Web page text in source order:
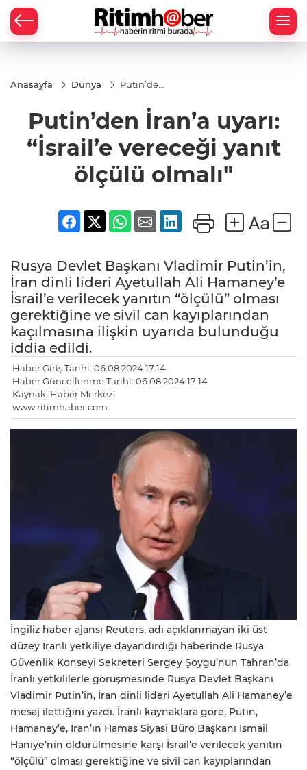
Anasayfa Dünya
Putin’den
“İsrail’e
vereceği
ölçülü
Putin’den İran’a uyarı:
“İsrail’e vereceği yanıt
ölçülü olmalı"
Rusya Devlet Başkanı Vladimir Putin’in,
İran dinli lideri Ayetullah Ali Hamaney’e
İsrail’e verilecek yanıtın “ölçülü” olması
gerektiğine ve sivil can kayıplarından
kaçılmasına ilişkin uyarıda bulunduğu
iddia edildi.
Haber Giriş Tarihi: 06.08.2024 17:14
Haber Güncellenme Tarihi: 06.08.2024 17:14
Kaynak: Haber Merkezi
www.ritimhaber.com
İngiliz haber ajansı Reuters, adı açıklanmayan iki üst
düzey İranlı yetkiliye dayandırdığı haberinde Rusya
Güvenlik Konseyi Sekreteri Sergey Şoygu’nun Tahran’da
İranlı yetkililerle görüşmesinde Rusya Devlet Başkanı
Vladimir Putin’in, İran dinli lideri Ayetullah Ali Hamaney’e
mesaj ilettiğini yazdı. İranlı kaynaklara göre, Putin,
Hamaney’e, İran’ın Hamas Siyasi Büro Başkanı İsmail
Haniye’nin öldürülmesine karşı İsrail’e verilecek yanıtın
“ölçülü” olması gerektiğine ve sivil can kayıplarından